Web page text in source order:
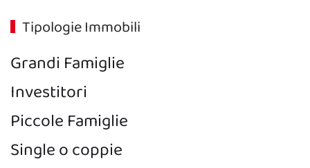
Tipologie Immobili
Grandi Famiglie
Investitori
Piccole Famiglie
Single o coppie